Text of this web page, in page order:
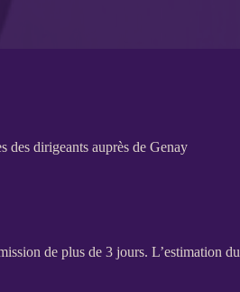
des dirigeants auprès de Genay
de plus de 3 jours. L’estimation